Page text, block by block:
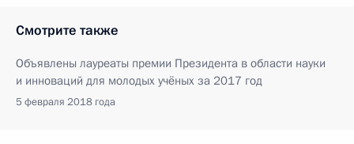
Смотрите также
Объявлены лауреаты премии Президента в области науки
и инноваций для молодых учёных за 2017 год
5 февраля 2018 года